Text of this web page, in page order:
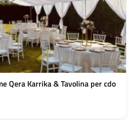
Qera Karrika & Tavolina per cdo